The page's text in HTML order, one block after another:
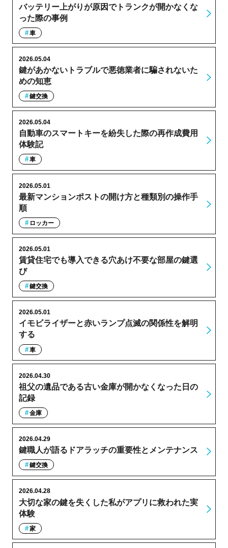
バッテリー上がりが原因でトランクが開かなくな
った際の事例
車
鍵があかないトラブルで悪徳業者に騙されないた
めの知恵
2026.05.04
鍵交換
自動車のスマートキーを紛失した際の再作成費用
体験記
2026.05.04
車
最新マンションポストの開け方と種類別の操作手
順
2026.05.01
ロッカー
賃貸住宅でも導入できる穴あけ不要な部屋の鍵選
び
2026.05.01
鍵交換
イモビライザーと赤いランプ点滅の関係性を解明
する
2026.05.01
車
祖父の遺品である古い金庫が開かなくなった日の
記録
2026.04.30
金庫
鍵職人が語るドアラッチの重要性とメンテナンス
2026.04.29
鍵交換
大切な家の鍵を失くした私がアプリに救われた実
体験
2026.04.28
家